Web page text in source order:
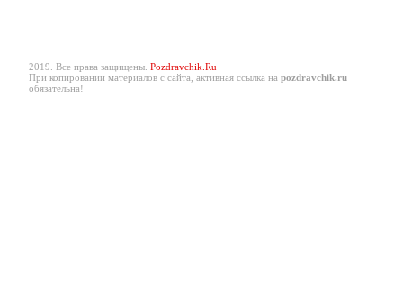
2019. Все права защищены. Pozdravchik.Ru
При копировании материалов с сайта, активная ссылка на pozdravchik.ru
обязательна!